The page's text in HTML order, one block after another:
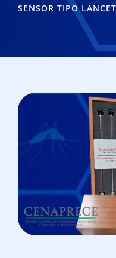
SENSOR TIPO